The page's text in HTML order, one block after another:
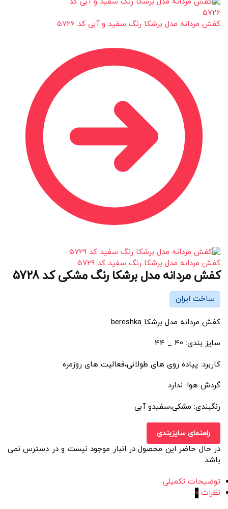
کفش مردانه مدل برشکا رنگ سفید و آبی کد 5726
کفش مردانه مدل برشکا رنگ سفید کد 5729
کفش مردانه مدل برشکا رنگ مشکی کد 5728
ساخت ایران
کفش مردانه مدل برشکا bereshka
سایز بندی: 40 _ 44
کاربرد: پیاده روی های طولانی،فعالیت های روزمره
گردش هوا: ندارد
رنگبندی: مشکی،سفیدو آبی
راهنمای سایزبندی
در حال حاضر این محصول در انبار موجود نیست و در دسترس نمی
باشد.
توضیحات تکمیلی
نظرات 0